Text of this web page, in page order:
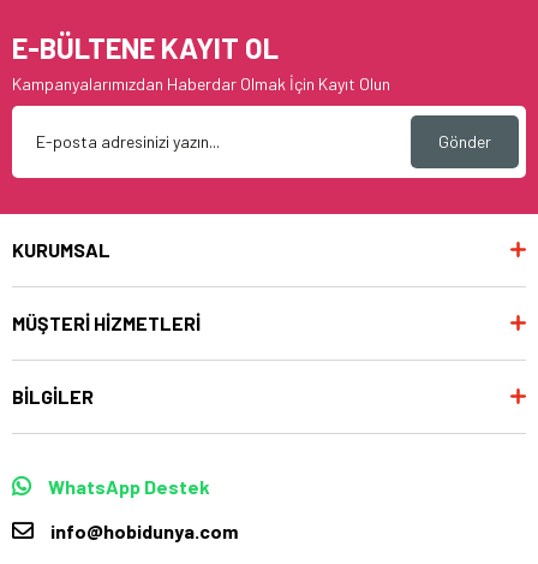
E-BÜLTENE KAYIT OL
Kampanyalarımızdan Haberdar Olmak İçin Kayıt Olun
Gönder
KURUMSAL
MÜŞTERİ HİZMETLERİ
BİLGİLER
WhatsApp Destek
info@hobidunya.com